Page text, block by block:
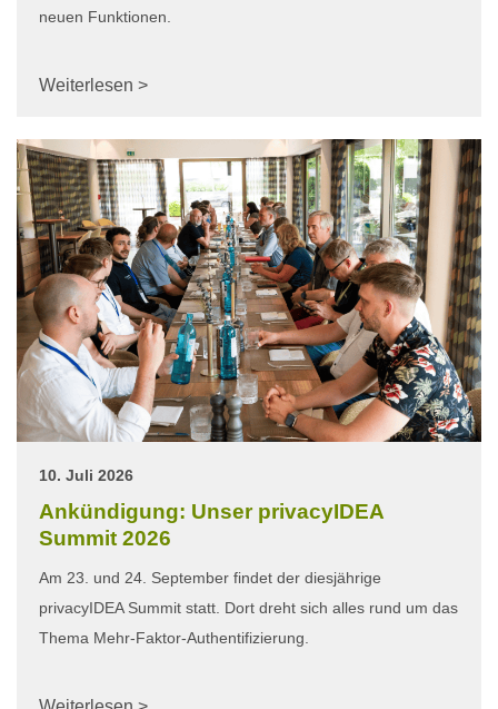
neuen Funktionen.
Weiterlesen >
10. Juli 2026
Ankündigung: Unser privacyIDEA
Summit 2026
Am 23. und 24. September findet der diesjährige
privacyIDEA Summit statt. Dort dreht sich alles rund um das
Thema Mehr-Faktor-Authentifizierung.